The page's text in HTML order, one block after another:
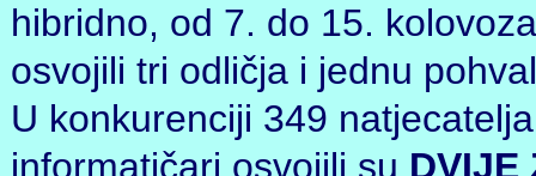
hibridno, od 7. do 15.
osvojili tri odličja i jednu
U konkurenciji 349
informatičari osvojili su DVIJE